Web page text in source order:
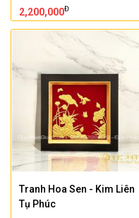
2,200,000Đ
Tranh Hoa Sen - Kim Liên
Tụ Phúc